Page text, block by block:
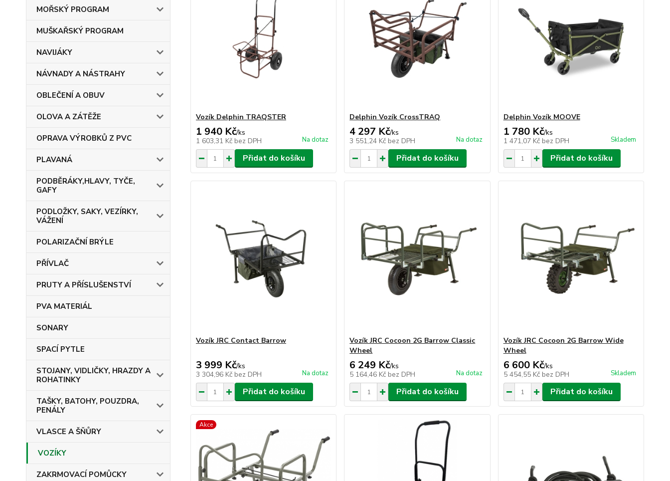
MOŘSKÝ PROGRAM
MUŠKAŘSKÝ PROGRAM
NAVIJÁKY
NÁVNADY A NÁSTRAHY
OBLEČENÍ A OBUV
OLOVA A ZÁTĚŽE
OPRAVA VÝROBKŮ Z PVC
PLAVANÁ
PODBĚRÁKY,HLAVY, TYČE,
GAFY
PODLOŽKY, SAKY, VEZÍRKY,
VÁŽENÍ
POLARIZAČNÍ BRÝLE
PŘÍVLAČ
PRUTY A PŘÍSLUŠENSTVÍ
PVA MATERIÁL
SONARY
SPACÍ PYTLE
STOJANY, VIDLIČKY, HRAZDY A
ROHATINKY
TAŠKY, BATOHY, POUZDRA,
PENÁLY
VLASCE A ŠŇŮRY
VOZÍKY
ZAKRMOVACÍ POMŮCKY
Vozík Delphin TRAQSTER
1 940 Kč/ks
1 603,31 Kč bez DPH Na dotaz
Přidat do košíku
Delphin Vozík CrossTRAQ
4 297 Kč/ks
3 551,24 Kč bez DPH Na dotaz
Přidat do košíku
Delphin Vozík MOOVE
1 780 Kč/ks
1 471,07 Kč bez DPH Skladem
Přidat do košíku
Vozík JRC Contact Barrow
3 999 Kč/ks
3 304,96 Kč bez DPH Na dotaz
Přidat do košíku
Vozík JRC Cocoon 2G Barrow Classic
Wheel
6 249 Kč/ks
5 164,46 Kč bez DPH Na dotaz
Přidat do košíku
Vozík JRC Cocoon 2G Barrow Wide
Wheel
6 600 Kč/ks
5 454,55 Kč bez DPH Skladem
Přidat do košíku
Akce